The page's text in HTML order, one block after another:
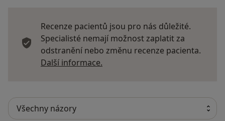
Recenze pacientů jsou pro nás důležité.
Specialisté nemají možnost zaplatit za
odstranění nebo změnu recenze pacienta.
Další informace.